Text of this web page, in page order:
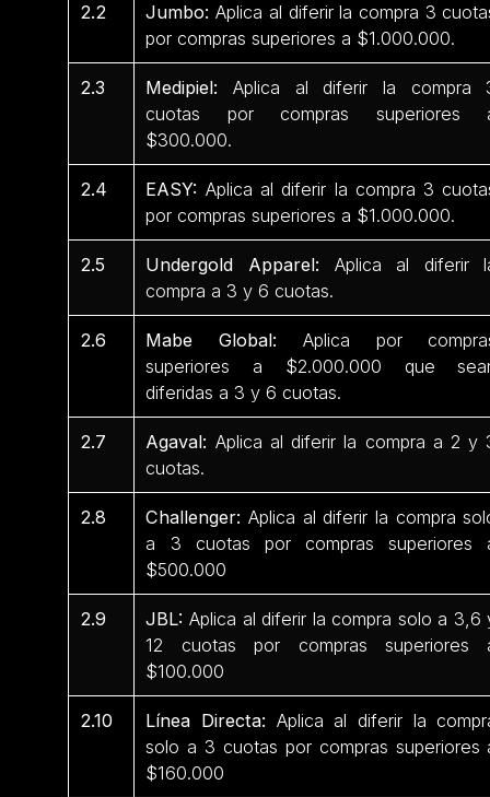
2.2 Jumbo:Aplica al diferir la compra 3
por compras superiores a $1.000.000.
2.3 Medipiel: Aplica al diferir la compra
cuotas por compras superiores
$300.000.
2.4 EASY: Aplica al diferir la compra 3
por compras superiores a $1.000.000.
2.5 Undergold Apparel: Aplica al diferir
compra a 3 y 6 cuotas.
2.6 Mabe Global: Aplica por
superiores a $2.000.000 que
diferidas a 3 y 6 cuotas.
2.7 Agaval: Aplica al diferir la compra a 2 y
cuotas.
2.8 Challenger:Aplica al diferir la compra
a 3 cuotas por compras superiores
$500.000
2.9 JBL: Aplica al diferir la compra solo a 3,6
12 cuotas por compras superiores
$100.000
2.10 Línea Directa: Aplica al diferir la
solo a 3 cuotas por compras superiores
$160.000